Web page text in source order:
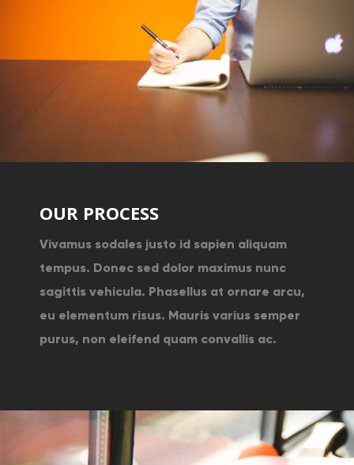
OUR PROCESS
Vivamus sodales justo id sapien aliquam
tempus. Donec sed dolor maximus nunc
sagittis vehicula. Phasellus at ornare arcu,
eu elementum risus. Mauris varius semper
purus, non eleifend quam convallis ac.